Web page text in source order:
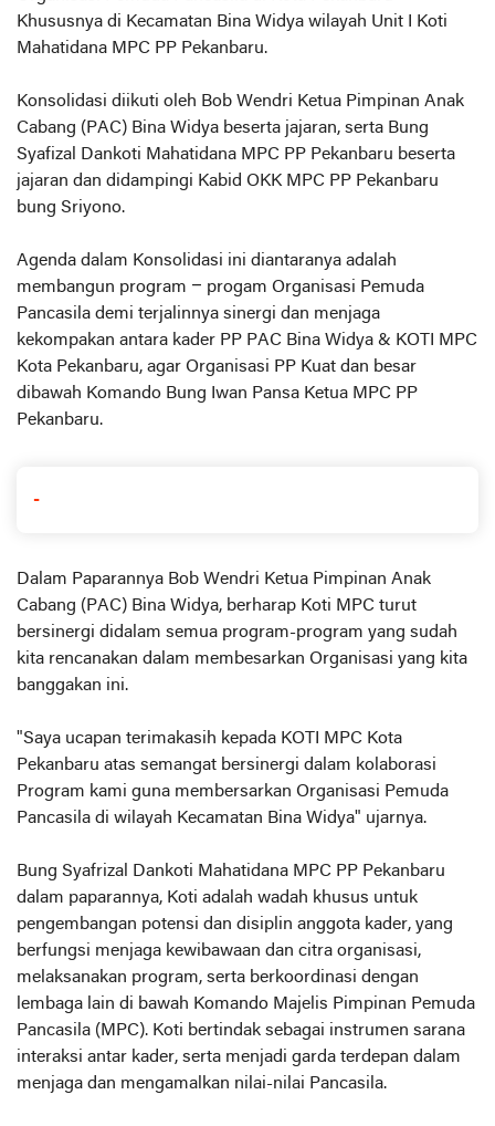
Khususnya di Kecamatan Bina Widya wilayah Unit I Koti
Mahatidana MPC PP Pekanbaru.
Konsolidasi diikuti oleh Bob Wendri Ketua Pimpinan Anak
Cabang (PAC) Bina Widya beserta jajaran, serta Bung
Syafizal Dankoti Mahatidana MPC PP Pekanbaru beserta
jajaran dan didampingi Kabid OKK MPC PP Pekanbaru
bung Sriyono.
Agenda dalam Konsolidasi ini diantaranya adalah
membangun program – progam Organisasi Pemuda
Pancasila demi terjalinnya sinergi dan menjaga
kekompakan antara kader PP PAC Bina Widya & KOTI MPC
Kota Pekanbaru, agar Organisasi PP Kuat dan besar
dibawah Komando Bung Iwan Pansa Ketua MPC PP
Pekanbaru.
-
Dalam Paparannya Bob Wendri Ketua Pimpinan Anak
Cabang (PAC) Bina Widya, berharap Koti MPC turut
bersinergi didalam semua program-program yang sudah
kita rencanakan dalam membesarkan Organisasi yang kita
banggakan ini.
"Saya ucapan terimakasih kepada KOTI MPC Kota
Pekanbaru atas semangat bersinergi dalam kolaborasi
Program kami guna membersarkan Organisasi Pemuda
Pancasila di wilayah Kecamatan Bina Widya" ujarnya.
Bung Syafrizal Dankoti Mahatidana MPC PP Pekanbaru
dalam paparannya, Koti adalah wadah khusus untuk
pengembangan potensi dan disiplin anggota kader, yang
berfungsi menjaga kewibawaan dan citra organisasi,
melaksanakan program, serta berkoordinasi dengan
lembaga lain di bawah Komando Majelis Pimpinan Pemuda
Pancasila (MPC). Koti bertindak sebagai instrumen sarana
interaksi antar kader, serta menjadi garda terdepan dalam
menjaga dan mengamalkan nilai-nilai Pancasila.